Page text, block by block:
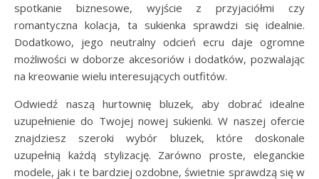
spotkanie biznesowe, wyjście z przyjaciółmi czy
romantyczna kolacja, ta sukienka sprawdzi się idealnie.
Dodatkowo, jego neutralny odcień ecru daje ogromne
możliwości w doborze akcesoriów i dodatków, pozwalając
na kreowanie wielu interesujących outfitów.
Odwiedź naszą hurtownię bluzek, aby dobrać idealne
uzupełnienie do Twojej nowej sukienki. W naszej ofercie
znajdziesz szeroki wybór bluzek, które doskonale
uzupełnią każdą stylizację. Zarówno proste, eleganckie
modele, jak i te bardziej ozdobne, świetnie sprawdzą się w